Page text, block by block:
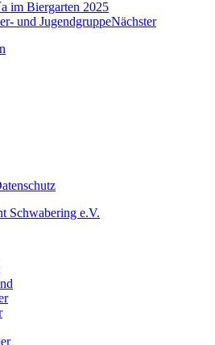
im Biergarten 2025
und JugendgruppeNächster